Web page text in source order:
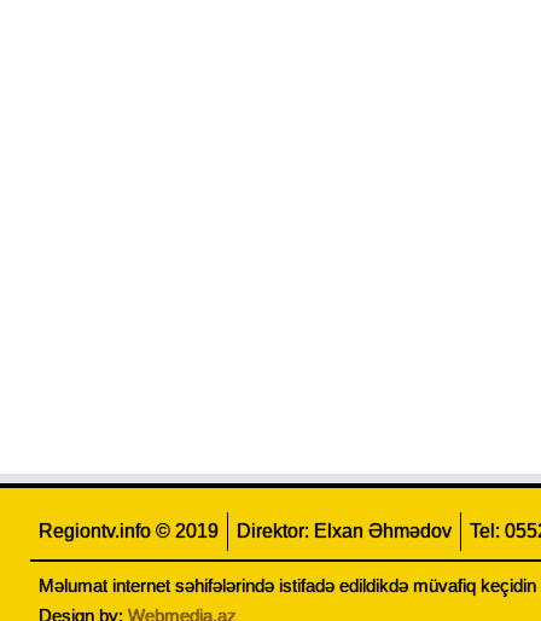
Regiontv.info © 2019 Direktor: Elxan Əhmədov Tel:
Məlumat internet səhifələrində istifadə edildikdə müvafiq keçidin
Design by: Webmedia.az